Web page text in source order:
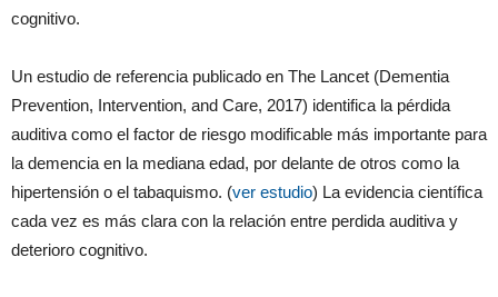
cognitivo.
Un estudio de referencia publicado en The Lancet (Dementia
Prevention, Intervention, and Care, 2017) identifica la pérdida
auditiva como el factor de riesgo modificable más importante para
la demencia en la mediana edad, por delante de otros como la
hipertensión o el tabaquismo. (ver estudio) La evidencia científica
cada vez es más clara con la relación entre perdida auditiva y
deterioro cognitivo.